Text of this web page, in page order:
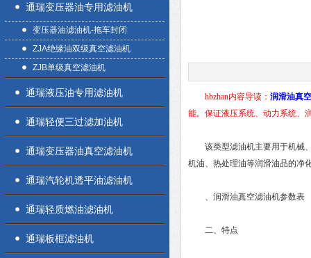
通瑞变压器油专用滤油机
变压器油滤油机-拖车封闭
ZJA绝缘油双级真空滤油机
ZJB单级真空滤油机
通瑞液压油专用滤油机
通瑞轻便三过滤加油机
通瑞变压器油真空滤油机
通瑞汽轮机透平油滤油机
通瑞轻质燃油滤油机
通瑞板框滤油机
hbzhan内容导读： 润滑油真
能。保证液压系统、动力系统、
该类型滤油机主要用于机械、
机油、热处理油等润滑油品的净
、润滑油真空滤油机参数表
二、特点